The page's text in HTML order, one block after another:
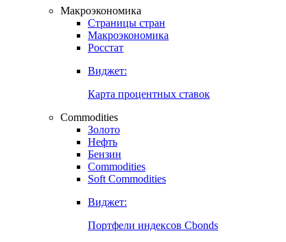
Макроэкономика
Страницы стран
Макроэкономика
Росстат
Виджет:
Карта процентных ставок
Commodities
Золото
Нефть
Бензин
Commodities
Soft Commodities
Виджет:
Портфели индексов Cbonds